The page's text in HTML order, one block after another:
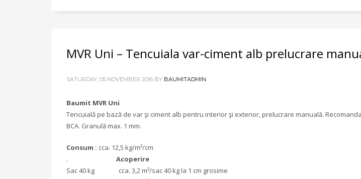
MVR Uni – Tencuiala var-ciment alb prelucrare
SATURDAY, 05 NOVEMBER 2016 BY BAUMITADMIN
Baumit MVR Uni
Tencuială pe bază de var şi ciment alb pentru interior şi exterior, prelucrare manuală.
BCA. Granulă max. 1 mm.
Consum : cca. 12,5 kg/m²/cm
. Acoperire
Sac 40 kg cca. 3,2 m²/sac 40 kg la 1 cm grosime